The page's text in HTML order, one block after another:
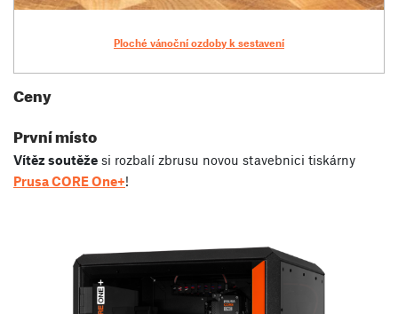
Ploché vánoční ozdoby k sestavení
Ceny
První místo
Vítěz soutěže si rozbalí zbrusu novou stavebnici tiskárny
Prusa CORE One+!